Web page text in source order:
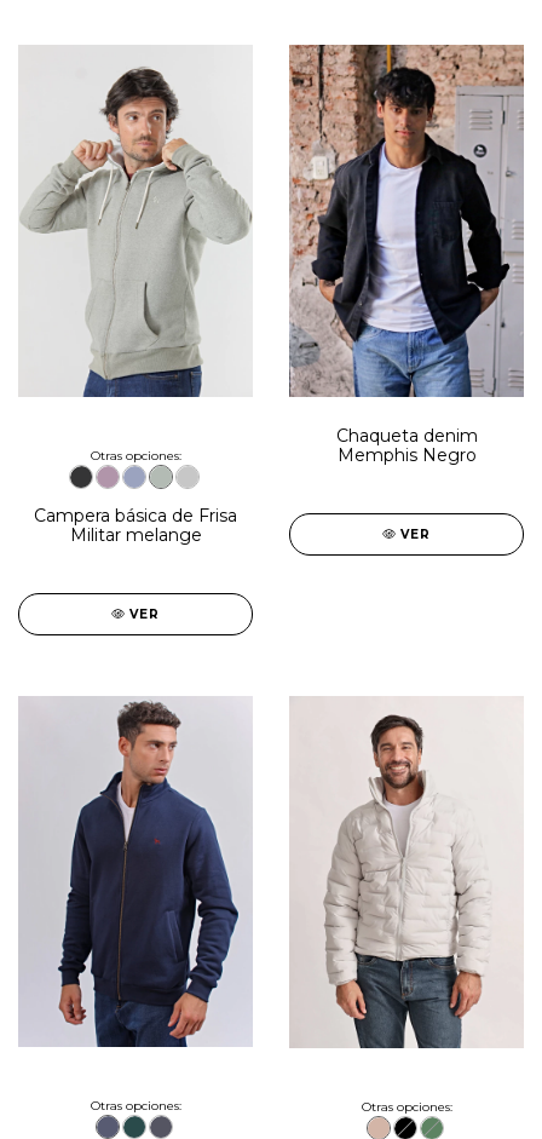
Otras opciones:
Campera básica de Frisa
Militar melange
VER
Chaqueta denim
Memphis Negro
VER
Otras opciones: Otras opciones: